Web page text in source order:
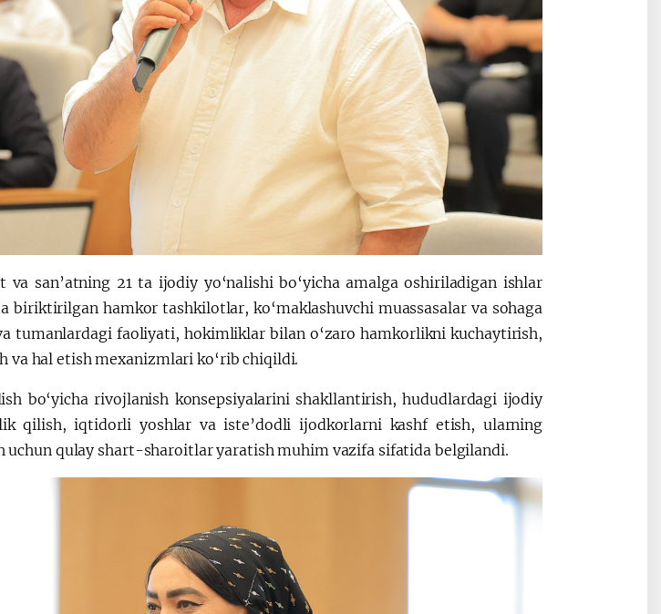
san’atning 21 ta ijodiy yo‘nalishi bo‘yicha amalga oshiriladigan ishlar
biriktirilgan hamkor tashkilotlar, ko‘maklashuvchi muassasalar va sohaga
tumanlardagi faoliyati, hokimliklar bilan o‘zaro hamkorlikni kuchaytirish,
va hal etish mexanizmlari ko‘rib chiqildi.
bo‘yicha rivojlanish konsepsiyalarini shakllantirish, hududlardagi ijodiy
qilish, iqtidorli yoshlar va iste’dodli ijodkorlarni kashf etish, ularning
uchun qulay shart-sharoitlar yaratish muhim vazifa sifatida belgilandi.